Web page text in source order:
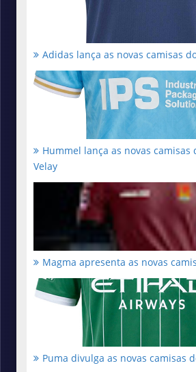
Adidas lança as novas camisas
Hummel lança as novas camisas
Velay
Magma apresenta as novas
Puma divulga as novas camisas